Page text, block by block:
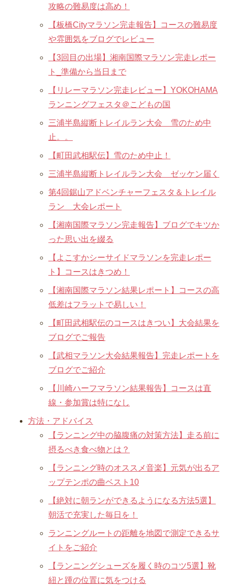
攻略の難易度は高め！
【板橋Cityマラソン完走報告】コースの難易度
や雰囲気をブログでレビュー
【3回目の出場】湘南国際マラソン完走レポー
ト_準備から当日まで
【リレーマラソン完走レビュー】YOKOHAMA
ランニングフェスタ＠こどもの国
三浦半島縦断トレイルラン大会 雪のため中
止。。
【町田武相駅伝】雪のため中止！
三浦半島縦断トレイルラン大会 ゼッケン届く
第4回鋸山アドベンチャーフェスタ＆トレイル
ラン 大会レポート
【湘南国際マラソン完走報告】ブログでキツか
った思い出を綴る
【よこすかシーサイドマラソンを完走レポー
ト】コースはきつめ！
【湘南国際マラソン結果レポート】コースの高
低差はフラットで易しい！
【町田武相駅伝のコースはきつい】大会結果を
ブログでご報告
【武相マラソン大会結果報告】完走レポートを
ブログでご紹介
【川崎ハーフマラソン結果報告】コースは直
線・参加賞は特になし
方法・アドバイス
【ランニング中の脇腹痛の対策方法】走る前に
摂るべき食べ物とは？
【ランニング時のオススメ音楽】元気が出るア
ップテンポの曲ベスト10
【絶対に朝ランができるようになる方法5選】
朝活で充実した毎日を！
ランニングルートの距離を地図で測定できるサ
イトをご紹介
【ランニングシューズを履く時のコツ5選】靴
紐と踵の位置に気をつける